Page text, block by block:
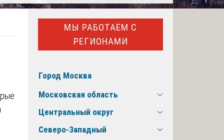
МЫ РАБОТАЕМ С
РЕГИОНАМИ
Город Москва
Московская область
Центральный округ
Северо-Западный